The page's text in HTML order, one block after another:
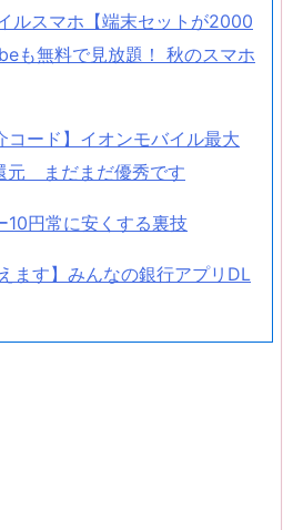
ルスマホ【端末セットが2000
も無料で見放題！ 秋のスマホ
コード】イオンモバイル最大
元 まだまだ優秀です
10円常に安くする裏技
ます】みんなの銀行アプリDL